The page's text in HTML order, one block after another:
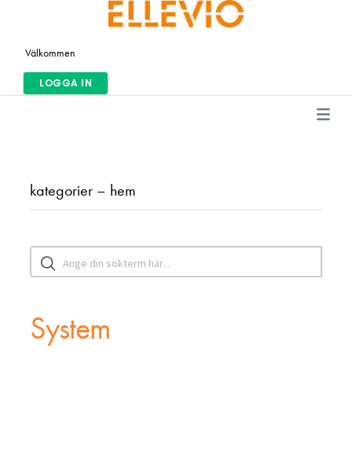
Välkommen
LOGGA IN
kategorier – hem
System